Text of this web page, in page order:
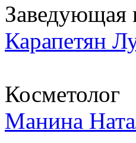
Заведующая
Карапетян
Косметолог
Манина